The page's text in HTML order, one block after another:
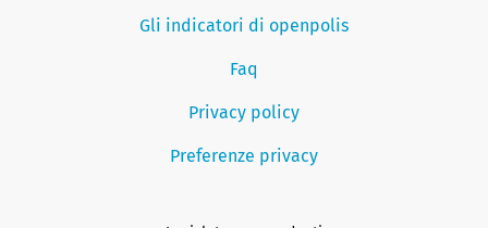
Gli indicatori di openpolis
Faq
Privacy policy
Preferenze privacy